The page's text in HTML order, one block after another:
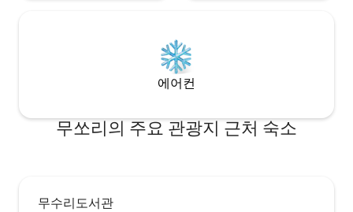
에어컨
무쏘리의 주요 관광지 근처 숙소
무수리도서관